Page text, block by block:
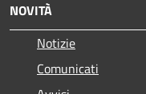
NOVITÀ
Notizie
Comunicati